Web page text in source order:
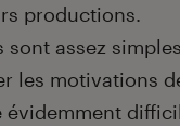
productions.
assez
les motivations